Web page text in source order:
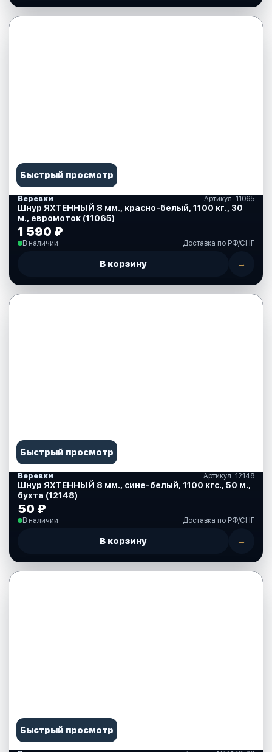
Быстрый просмотр
Веревки Артикул: 11065
Шнур ЯХТЕННЫЙ 8 мм., красно-белый, 1100 кг., 30
м., евромоток (11065)
1 590 ₽
В наличии Доставка по РФ/СНГ
В корзину →
Быстрый просмотр
Веревки Артикул: 12148
Шнур ЯХТЕННЫЙ 8 мм., сине-белый, 1100 кгс., 50 м.,
бухта (12148)
50 ₽
В наличии Доставка по РФ/СНГ
В корзину →
Быстрый просмотр